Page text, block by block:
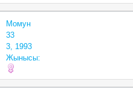
Момун
33
3, 1993
Жынысы: